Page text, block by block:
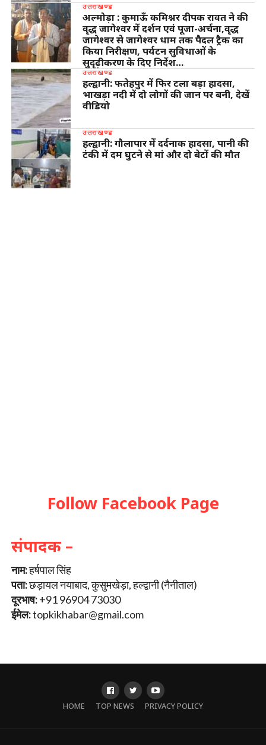
उत्तराखण्ड
अल्मोड़ा : कुमाऊँ कमिश्नर दीपक रावत ने की
वृद्ध जागेश्वर में दर्शन एवं पूजा-अर्चना,वृद्ध
जागेश्वर से जागेश्वर धाम तक पैदल ट्रैक का
किया निरीक्षण, पर्यटन सुविधाओं के
सुदृढ़ीकरण के दिए निर्देश…
उत्तराखण्ड
हल्द्वानी: फतेहपुर में फिर टला बड़ा हादसा,
भाखड़ा नदी में दो लोगों की जान पर बनी, देखें
वीडियो
उत्तराखण्ड
हल्द्वानी: गौलापार में दर्दनाक हादसा, पानी की
टंकी में दम घुटने से मां और दो बेटों की मौत
Follow Facebook Page
संपादक –
नाम:हर्षपाल सिंह
पता:छड़ायल नयाबाद, कुसुमखेड़ा, हल्द्वानी (नैनीताल)
दूरभाष:+91 96904 73030
ईमेल:topkikhabar@gmail.com
HOME TOP NEWS PRIVACY POLICY